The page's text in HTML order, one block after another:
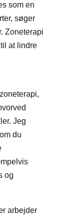
som en
søger
Zoneterapi
at lindre
Jeg
du
og
arbejder